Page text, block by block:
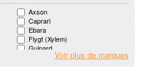
Axson
Caprari
Ebara
Flygt (Xylem)
Guinard
Voir plus de marques